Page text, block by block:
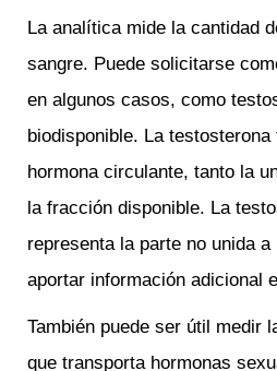
La analítica mide la cantidad
sangre. Puede solicitarse
en algunos casos, como
biodisponible. La
hormona circulante, tanto la
la fracción disponible. La
representa la parte no unida
aportar información adicional
También puede ser útil medir
que transporta hormonas